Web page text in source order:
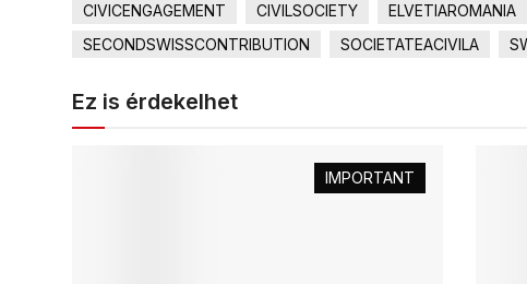
CIVICENGAGEMENT CIVILSOCIETY ELVETIAROMANIA
SECONDSWISSCONTRIBUTION
SOCIETATEACIVILA
Ez is érdekelhet
IMPORTANT